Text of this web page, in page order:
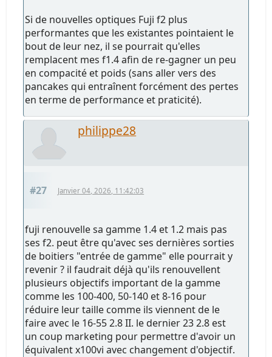
Si de nouvelles optiques Fuji f2 plus
performantes que les existantes pointaient le
bout de leur nez, il se pourrait qu'elles
remplacent mes f1.4 afin de re-gagner un peu
en compacité et poids (sans aller vers des
pancakes qui entraînent forcément des pertes
en terme de performance et praticité).
philippe28
#27 Janvier 04, 2026, 11:42:03
fuji renouvelle sa gamme 1.4 et 1.2 mais pas
ses f2. peut être qu'avec ses dernières sorties
de boitiers "entrée de gamme" elle pourrait y
revenir ? il faudrait déjà qu'ils renouvellent
plusieurs objectifs important de la gamme
comme les 100-400, 50-140 et 8-16 pour
réduire leur taille comme ils viennent de le
faire avec le 16-55 2.8 II. le dernier 23 2.8 est
un coup marketing pour permettre d'avoir un
équivalent x100vi avec changement d'objectif.